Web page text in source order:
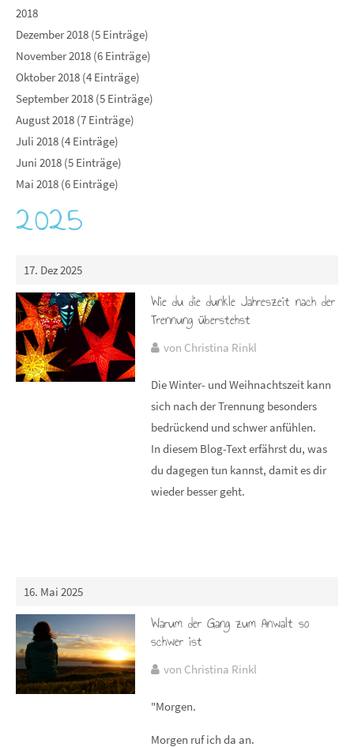
2018
Dezember 2018 (5 Einträge)
November 2018 (6 Einträge)
Oktober 2018 (4 Einträge)
September 2018 (5 Einträge)
August 2018 (7 Einträge)
Juli 2018 (4 Einträge)
Juni 2018 (5 Einträge)
Mai 2018 (6 Einträge)
2025
17. Dez 2025
Wie du die dunkle Jahreszeit nach der
Trennung überstehst
von Christina Rinkl
Die Winter- und Weihnachtszeit kann
sich nach der Trennung besonders
bedrückend und schwer anfühlen.
In diesem Blog-Text erfährst du, was
du dagegen tun kannst, damit es dir
wieder besser geht.
16. Mai 2025
Warum der Gang zum Anwalt so
schwer ist
von Christina Rinkl
"Morgen.
Morgen ruf ich da an.